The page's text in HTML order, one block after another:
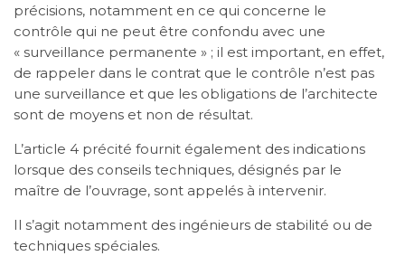
précisions, notamment en ce qui concerne le
contrôle qui ne peut être confondu avec une
« surveillance permanente » ; il est important, en effet,
de rappeler dans le contrat que le contrôle n’est pas
une surveillance et que les obligations de l’architecte
sont de moyens et non de résultat.
L’article 4 précité fournit également des indications
lorsque des conseils techniques, désignés par le
maître de l’ouvrage, sont appelés à intervenir.
Il s’agit notamment des ingénieurs de stabilité ou de
techniques spéciales.